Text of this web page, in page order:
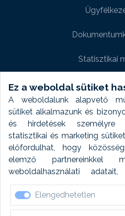
Ez a weboldal sütiket
A weboldalunk alapvető
sütiket alkalmazunk és
és hirdetések személyre
statisztikai és marketing
előfordulhat, hogy
elemző partnereinkkel
weboldalhasználati
forrásokból gyűjtött
elfogadásával
ezen adatokat 6 hónap után
Elengedhetetlen
Statisztikai
Weboldal
Fényképtár
Autómosó